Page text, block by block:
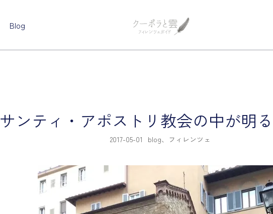
Blog
フィレンツェガイド・クーポ
サンティ・アポストリ教会の中が明
2017-05-01 blog、 フィレンツェ